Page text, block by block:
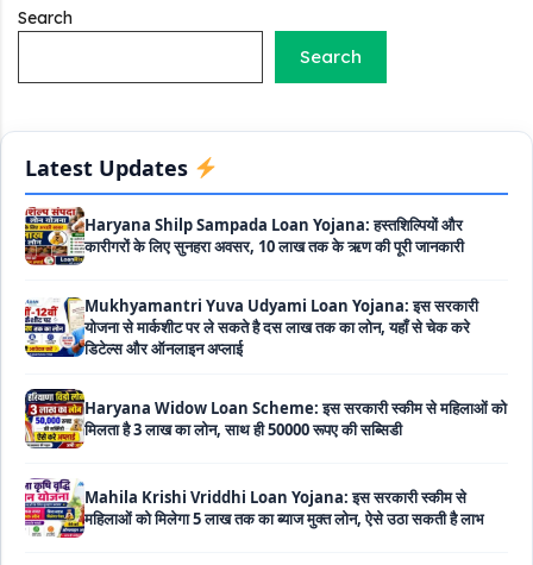
Search
Search
Latest Updates
होता कोई ब्याज
Matrushakti Udyamita Yojana Loan: मातृशक्ति उद्यमिता योजना
Haryana Shilp Sampada Loan Yojana: हस्तशिल्पियों और
कारीगरों के लिए सुनहरा अवसर, 10 लाख तक के ऋण की पूरी जानकारी
Mukhyamantri Yuva Udyami Loan Yojana: इस सरकारी
डिटेल्स और ऑनलाइन अप्लाई
Haryana Widow Loan Scheme: इस सरकारी स्कीम से महिलाओं को
UP Cattle Farming Loan Scheme: गाय पालन के लिए इस सरकारी